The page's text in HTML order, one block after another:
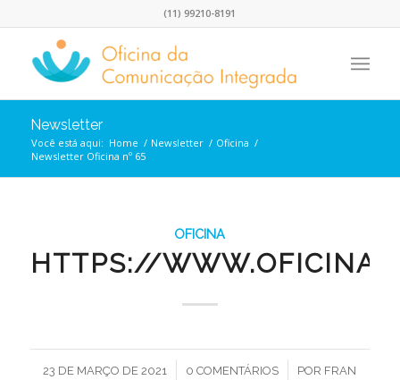
(11) 99210-8191
Newsletter
Você está aqui: Home / Newsletter / Oficina /
Newsletter Oficina nº 65
OFICINA
HTTPS://
23 DE MARÇO DE 2021
/ 0 COMENTÁRIOS
/ POR FRAN